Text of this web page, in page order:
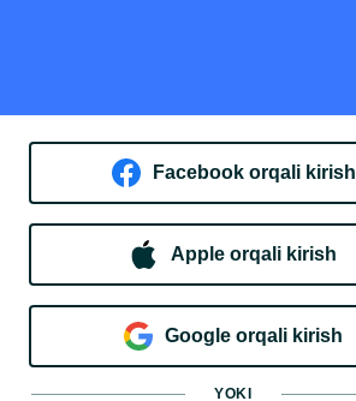
Facebook orqali kirish​
Apple orqali kirish
Goo​g​le orqali kirish
YOKI